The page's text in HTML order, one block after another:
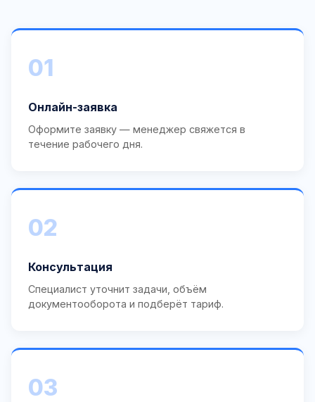
01
Онлайн-заявка
Оформите заявку — менеджер свяжется в
течение рабочего дня.
02
Консультация
Специалист уточнит задачи, объём
документооборота и подберёт тариф.
03